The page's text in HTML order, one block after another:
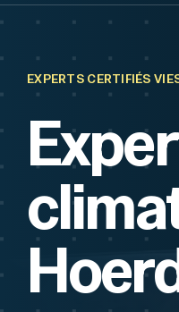
EXPERTS CERTIFIÉS